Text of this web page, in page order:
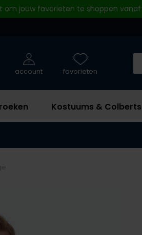
om jouw favorieten te shoppen vanaf
Kostuums & Colberts
account favorieten